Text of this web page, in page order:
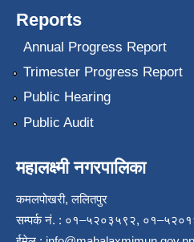
Reports
Annual Progress Report
Trimester Progress Report
Public Hearing
Public Audit
महालक्ष्मी नगरपालिका
कमलपोखरी, ललितपुर
सम्पर्क नं. : ०१–५२०३५९२,